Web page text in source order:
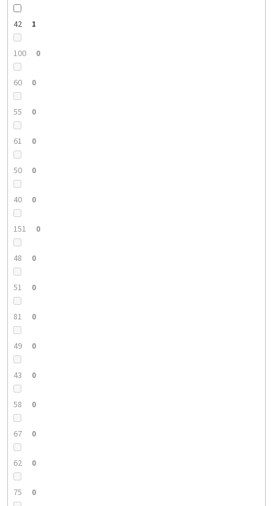
42 1
100 0
60 0
55 0
61 0
50 0
40 0
151 0
48 0
51 0
81 0
49 0
43 0
58 0
67 0
62 0
75 0